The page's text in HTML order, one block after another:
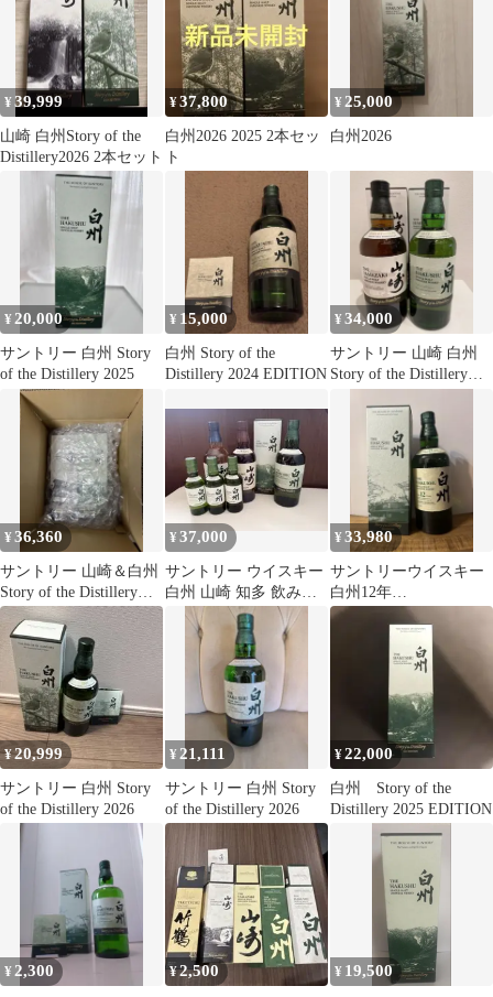
¥39,999
山崎 白州Story of the
Distillery2026 2本セット
¥37,800
白州2026 2025 2本セッ
ト
¥25,000
白州2026
¥20,000
サントリー 白州 Story
of the Distillery 2025
¥ 15,000
白州 Story of the
Distillery 2024 EDITION
¥34,000
サントリー 山崎 白州
Story of the Distillery
¥36,360
サントリー 山崎＆白州
Story of the Distillery
2025
¥37,000
サントリー ウイスキー
白州 山崎 知多 飲み比
べセット
¥33,980
サントリーウイスキー
白州12年
2024StoryoftheDistillery
¥20,999
サントリー 白州 Story
of the Distillery 2026
¥ 21,111
サントリー 白州 Story
of the Distillery 2026
¥22,000
白州 Story of the
Distillery 2025 EDITION
¥ 2,300 ¥2,500 ¥ 19,500